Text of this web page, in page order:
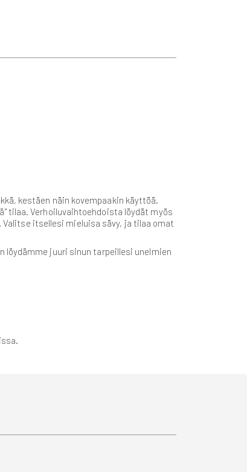
kestäen näin kovempaakin käyttöä.
tilaa. Verhoiluvaihtoehdoista löydät myös
Valitse itsellesi mieluisa sävy, ja tilaa omat
löydämme juuri sinun tarpeillesi unelmien